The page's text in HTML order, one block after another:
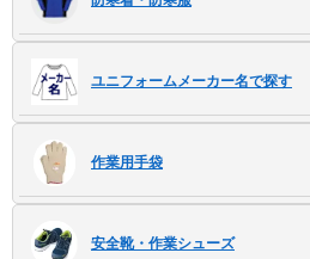
ユニフォームメーカー名で探す
作業用手袋
安全靴・作業シューズ